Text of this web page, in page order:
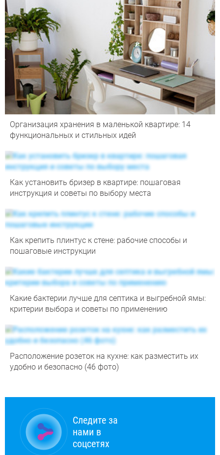
Организация хранения в маленькой квартире: 14
функциональных и стильных идей
Как установить бризер в квартире: пошаговая
инструкция и советы по выбору места
Как крепить плинтус к стене: рабочие способы и
пошаговые инструкции
Какие бактерии лучше для септика и выгребной ямы:
критерии выбора и советы по применению
Расположение розеток на кухне: как разместить их
удобно и безопасно (46 фото)
Следите за
нами в
соцсетях